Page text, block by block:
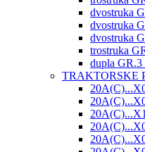
dvostruka
dvostruka
dvostruka
trostruka
dupla
TRAKTORSKE